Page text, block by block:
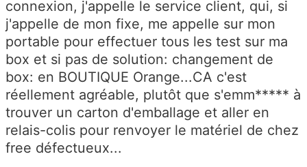
connexion, j'appelle le service client, qui, si
j'appelle de mon fixe, me appelle sur mon
portable pour effectuer tous les test sur ma
box et si pas de solution: changement de
box: en BOUTIQUE Orange...CA c'est
réellement agréable, plutôt que s'emm***** à
trouver un carton d'emballage et aller en
relais-colis pour renvoyer le matériel de chez
free défectueux...